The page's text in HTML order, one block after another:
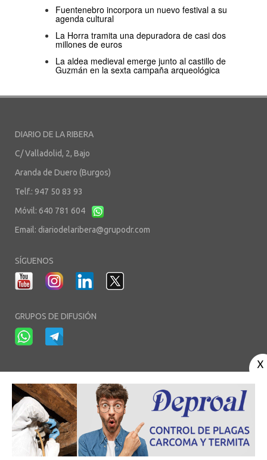
Fuentenebro incorpora un nuevo festival a su
agenda cultural
La Horra tramita una depuradora de casi dos
millones de euros
La aldea medieval emerge junto al castillo de
Guzmán en la sexta campaña arqueológica
DIARIO DE LA RIBERA
C/ Valladolid, 2, Bajo
Aranda de Duero (Burgos)
Telf.: 947 50 83 93
Móvil: 640 781 604
Email: diariodelaribera@grupodr.com
SÍGUENOS
GRUPOS DE DIFUSIÓN
Aviso Legal-Política de Privacidad- Política de Cookies- Área privada
© Copyright 2003 - 2026. diariodelaribera.net ®. Desarrollo porMultimedia